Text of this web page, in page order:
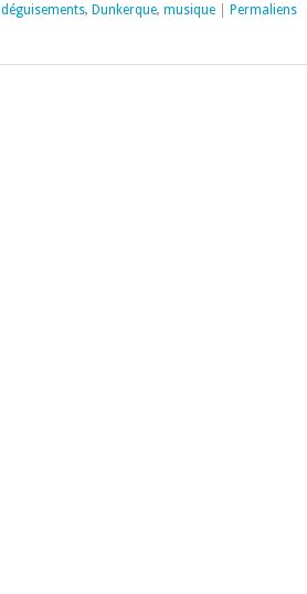
déguisements, Dunkerque, musique| Permaliens